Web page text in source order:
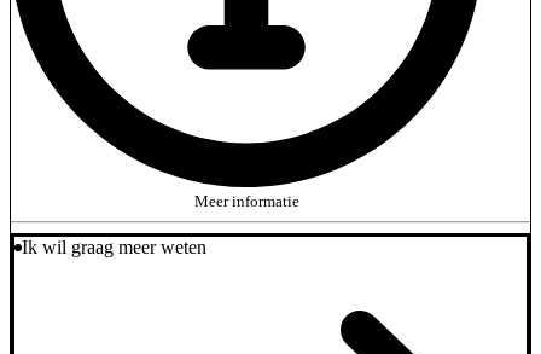
Meer informatie
Ik wil graag meer weten